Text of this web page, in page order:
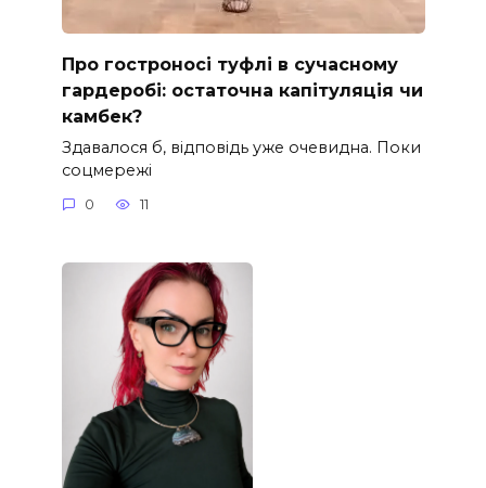
Про гостроносі туфлі в сучасному
гардеробі: остаточна капітуляція чи
камбек?
Здавалося б, відповідь уже очевидна. Поки
соцмережі
0 11